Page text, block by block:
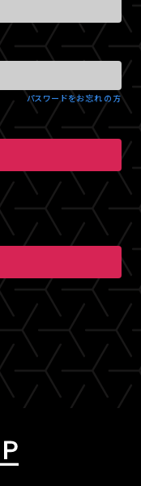
パスワードをお忘れの方